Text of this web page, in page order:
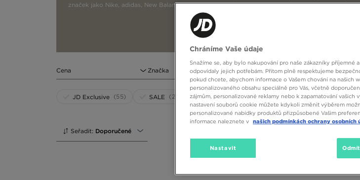
značek jako Nike, adidas, New Balance nebo Jordan, kde záleží na designu, pohodlí a výrazném
Cena Značka Velikost Barva
JD Exclusive (55) SALE (257)
Seřadit: Doporučené
Chráníme Vaše údaje
Snažíme se, aby bylo nakupování pro naše zákazníky příjemné
odpovídaly jejich potřebám. Přitom plně respektujeme
pokud chcete, abychom informace o Vašem chování na našich
personalizovaného obsahu speciálně pro Vás, včetně
zájmům, personalizované reklamy nebo k zapamatování
nastavení souborů cookie můžete kdykoli změnit výběrem
personalizované nabídky produktů přizpůsobené Vašim
informace naleznete v našich podmínkách ochrany osobních
Nastavit